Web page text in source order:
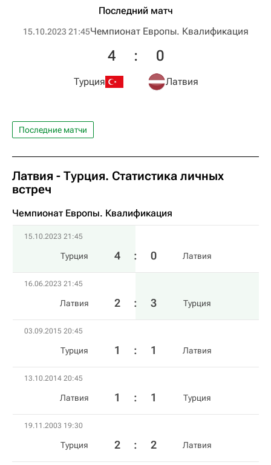
Последний матч
15.10.2023 21:45Чемпионат Европы. Квалификация​
Турция
4 : 0
Латвия
Последние матчи
Латвия - Турция. Статистика личных
встреч
Чемпионат Европы. Квалификация​
15.10.2023 21:45
Турция 4 : 0 Латвия
16.06.2023 21:45
Латвия 2 : 3 Турция
03.09.2015 20:45
Турция 1 : 1 Латвия
13.10.2014 20:45
Латвия 1 : 1 Турция
19.11.2003 19:30
Турция 2 : 2 Латвия